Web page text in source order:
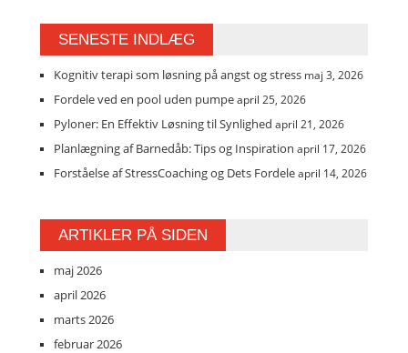
SENESTE INDLÆG
Kognitiv terapi som løsning på angst og stress maj 3, 2026
Fordele ved en pool uden pumpeapril 25, 2026
Pyloner: En Effektiv Løsning til Synlighed april 21, 2026
Planlægning af Barnedåb: Tips og Inspiration april 17, 2026
Forståelse af StressCoaching og Dets Fordeleapril 14, 2026
ARTIKLER PÅ SIDEN
maj 2026
april 2026
marts 2026
februar 2026